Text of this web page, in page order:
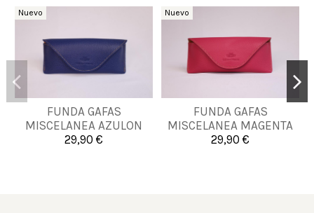
Nuevo
FUNDA GAFAS
MISCELANEA AZULON
29,90 €
UNICA
Añadir al carrito
Nuevo
FUNDA GAFAS
MISCELANEA MAGENTA
29,90 €
UNICA
Añadir al carrito